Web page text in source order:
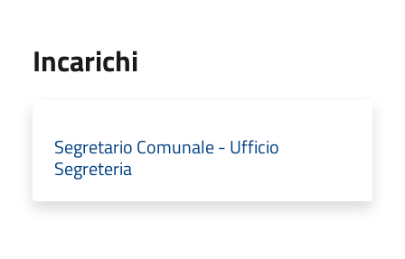
Incarichi
Segretario Comunale - Ufficio
Segreteria